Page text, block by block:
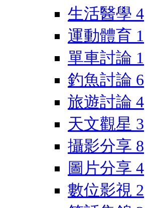
生活醫學 4
運動體育 1
單車討論 1
釣魚討論 6
旅遊討論 4
天文觀星 3
攝影分享 8
圖片分享 4
數位影視 2